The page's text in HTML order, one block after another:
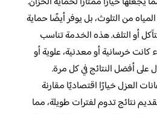
من التلوث، بل يوفر أيضًا حماية
أو التلف. هذه الخدمة تناسب
كانت خرسانية أو معدنية، علوية أو
أفضل النتائج في كل مرة.
العزل خيارًا اقتصاديًا مقارنة
نتائج تدوم لفترات طويلة، مما